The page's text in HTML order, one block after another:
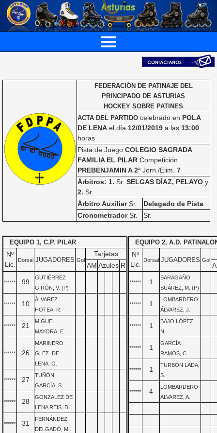
FEDERACIÓN DE PATINAJE DEL
PRINCIPADO DE ASTURIAS
HOCKEY SOBRE PATINES
ACTA DEL PARTIDO celebrado en POLA
DE LENA el día12/01/2019 a las13:00
horas
Pista de JuegoCOLEGIO SAGRADA
FAMILIA EL PILAR Competición
PREBENJAMIN A 2ªJorn./Elim.7
Árbitros: 1. Sr.SELGAS DÍAZ, PELAYO y
2. Sr.
Árbitro AuxiliarSr.
Delegado de Pista
CronometradorSr. Sr.
EQUIPO 1, C.P. PILAR
Nº
Lic.
Dorsal JUGADORES Gol
Tarjetas
AM Azules R
****** 99
GUTIÉRREZ
GIRÓN, V. (P)
****** 10
ÁLVAREZ
HOTEA, R.
****** 21
MIGUEL
MAYORA, E.
****** 26
MARINERO
GLEZ. DE
LENA, O.
****** 27
TUÑÓN
GARCÍA, S.
****** 28
GONZALEZ DE
LENA REIS, D.
****** 31
FERNÁNDEZ
DELGADO, M.
EQUIPO 2, A.D.
Nº
Lic.
Dorsal JUGADORES Gol
****** 1
BARAGAÑO
SUÁREZ, M. (P)
****** 1
LOMBARDERO
ÁLVAREZ, J.
****** 1
BAJO LÓPEZ,
N.
****** 1
GARCÍA
RAMOS, C.
****** 1
TURBÓN LADA,
S.
****** 4
LOMBARDERO
ÁLVAREZ, A.